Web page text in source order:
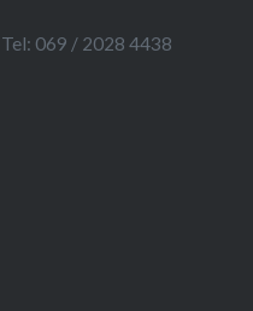
Tel: 069 / 2028 4438